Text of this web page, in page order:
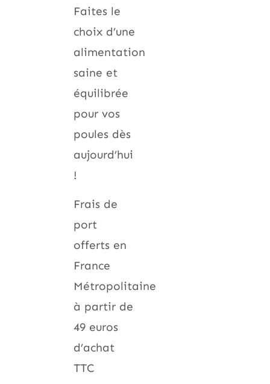
Faites le
choix d’une
alimentation
saine et
équilibrée
pour vos
poules dès
aujourd’hui
!
Frais de
port
offerts en
France
Métropolitaine
à partir de
49 euros
d’achat
TTC